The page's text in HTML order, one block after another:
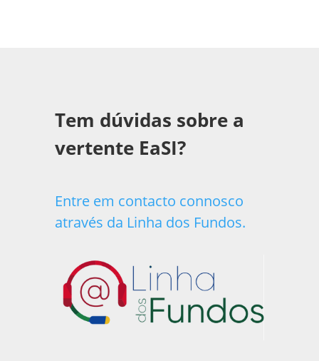
Tem dúvidas sobre a
vertente EaSI?
Entre em contacto connosco
através da Linha dos Fundos.